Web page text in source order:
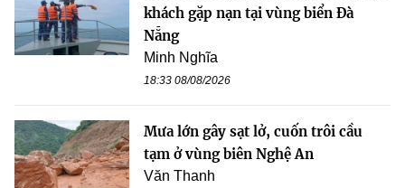
khách gặp nạn tại vùng biển Đà
Nẵng
Minh Nghĩa
18:33 08/08/2026
Mưa lớn gây sạt lở, cuốn trôi cầu
tạm ở vùng biên Nghệ An
Văn Thanh